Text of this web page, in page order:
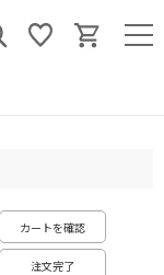
カートを確認
注文完了